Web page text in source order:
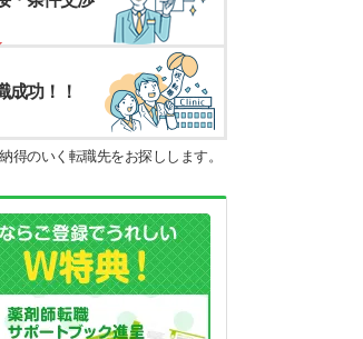
成功！！
得のいく転職先をお探しします。